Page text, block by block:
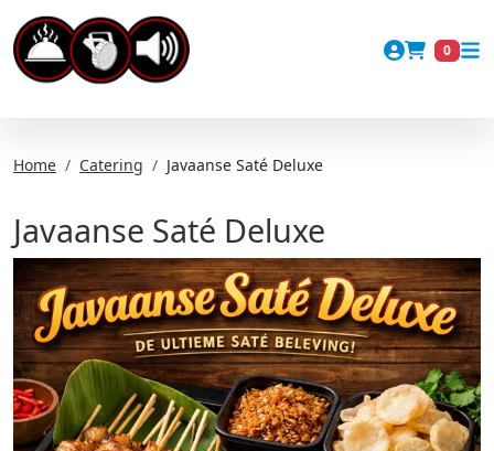
Account
0
Home Catering Javaanse Saté Deluxe
Javaanse Saté Deluxe